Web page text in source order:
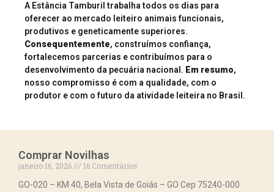
A Estância Tamburil trabalha todos os dias para
oferecer ao mercado leiteiro animais funcionais,
produtivos e geneticamente superiores.
Consequentemente, construímos confiança,
fortalecemos parcerias e contribuímos para o
desenvolvimento da pecuária nacional. Em resumo,
nosso compromisso é com a qualidade, com o
produtor e com o futuro da atividade leiteira no Brasil.
Comprar Novilhas
janeiro 16, 2026
16 Comentários
GO-020 – KM 40, Bela Vista de Goiás – GO Cep 75240-000